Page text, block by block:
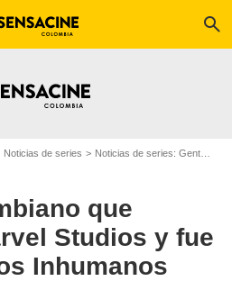
search
Noticias de series Noticias de series: Gente
que
Studios y fue
Inhumanos
Television